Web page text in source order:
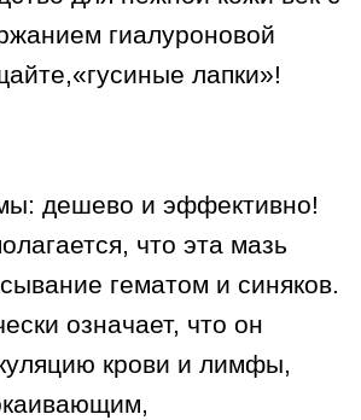
гиалуроновой
лапки»!
дешево и эффективно!
что эта мазь
гематом и синяков.
означает, что он
крови и лимфы,